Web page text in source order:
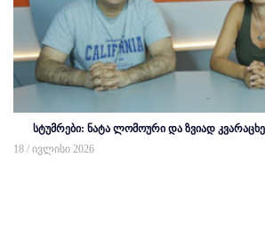
სტუმრები: ნატა ლომოური და ზვიად
18 / ივლისი 2026